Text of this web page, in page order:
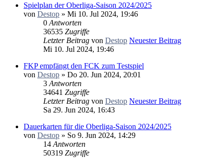
Spielplan der Oberliga-Saison 2024/2025
von Destop » Mi 10. Jul 2024, 19:46
0 Antworten
36535 Zugriffe
Letzter Beitrag von Destop Neuester Beitrag
Mi 10. Jul 2024, 19:46
FKP empfängt den FCK zum Testspiel
von Destop » Do 20. Jun 2024, 20:01
3 Antworten
34641 Zugriffe
Letzter Beitrag von Destop Neuester Beitrag
Sa 29. Jun 2024, 16:43
Dauerkarten für die Oberliga-Saison 2024/2025
von Destop » So 9. Jun 2024, 14:29
14 Antworten
50319 Zugriffe